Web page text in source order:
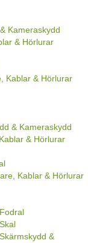
Kameraskydd
& Hörlurar
Kablar & Hörlurar
& Kameraskydd
& Hörlurar
Kablar & Hörlurar
&